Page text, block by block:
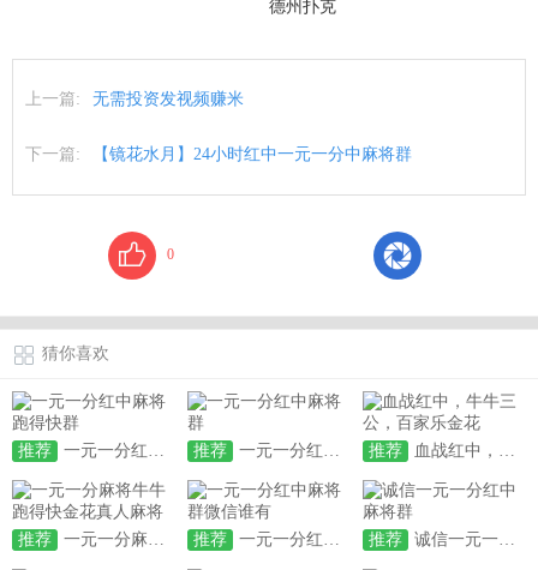
德州扑克
上一篇: 无需投资发视频赚米
下一篇: 【镜花水月】24小时红中一元一分中麻将群
0
猜你喜欢
推荐 一元一分红中麻将跑得快群 推荐 一元一分红中麻将群 推荐 血战红中，牛牛三公，百家乐金花
推荐 一元一分麻将牛牛跑得快金花真人麻将 推荐 一元一分红中麻将群微信谁有 推荐 诚信一元一分红中麻将群